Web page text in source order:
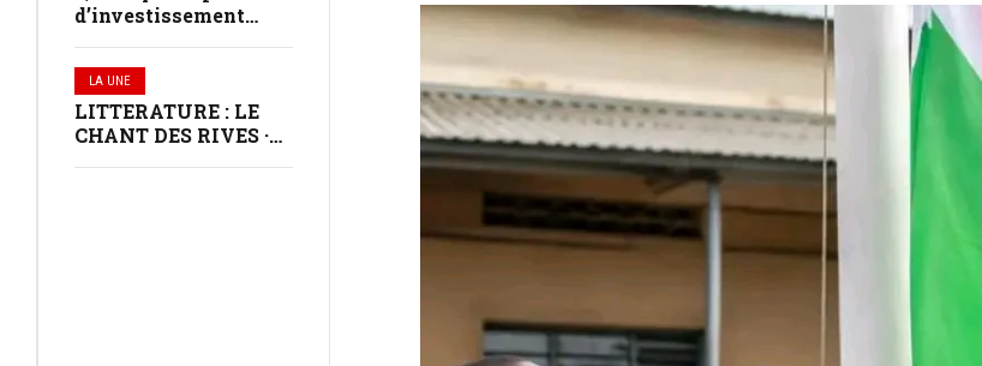
d’investissement
au Burundi ?
LA UNE
LITTERATURE : LE
CHANT DES RIVES ·